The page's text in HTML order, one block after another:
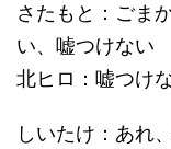
さたもと：ごま
い、嘘つけない
北ヒロ：嘘つけ
しいたけ：あれ